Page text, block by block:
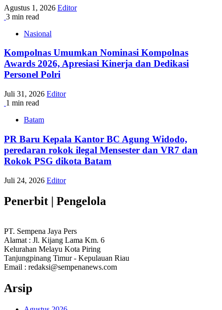
Agustus 1, 2026 Editor
3 min read
Nasional
Kompolnas Umumkan Nominasi Kompolnas
Awards 2026, Apresiasi Kinerja dan Dedikasi
Personel Polri
Juli 31, 2026 Editor
1 min read
Batam
PR Baru Kepala Kantor BC Agung Widodo,
peredaran rokok ilegal Mensester dan VR7 dan
Rokok PSG dikota Batam
Juli 24, 2026 Editor
Penerbit | Pengelola
PT. Sempena Jaya Pers
Alamat : Jl. Kijang Lama Km. 6
Kelurahan Melayu Kota Piring
Tanjungpinang Timur - Kepulauan Riau
Email : redaksi@sempenanews.com
Arsip